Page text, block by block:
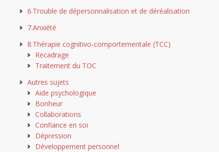
6.Trouble de dépersonnalisation et de déréalisation
7.Anxiété
8.Thérapie cognitivo-comportementale (TCC)
Recadrage
Traitement du TOC
Autres sujets
Aide psychologique
Bonheur
Collaborations
Confiance en soi
Dépression
Développement personnel